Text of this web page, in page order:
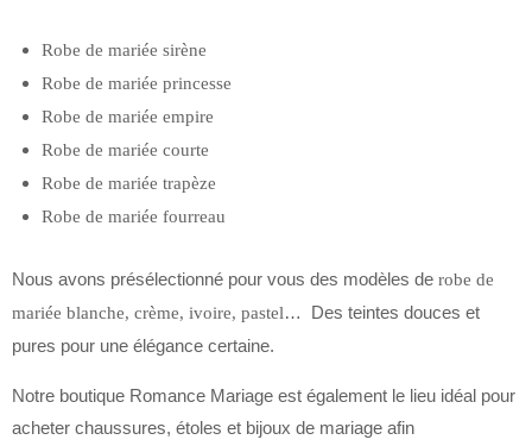
Robe de mariée sirène
Robe de mariée princesse
Robe de mariée empire
Robe de mariée courte
Robe de mariée trapèze
Robe de mariée fourreau
Nous avons présélectionné pour vous des modèles de robe de
mariée blanche, crème, ivoire, pastel… Des teintes douces et
pures pour une élégance certaine.
Notre boutique Romance Mariage est également le lieu idéal pour
acheter chaussures, étoles et bijoux de mariage afin